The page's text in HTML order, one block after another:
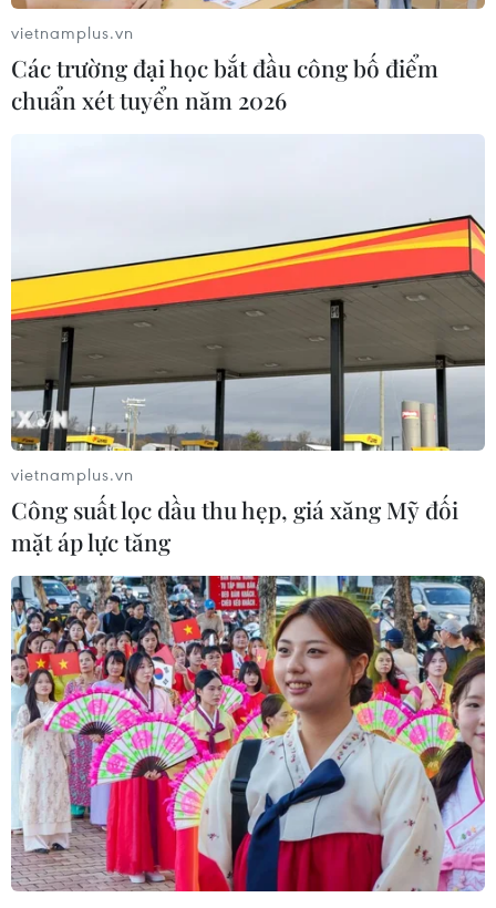
bám biển, khai thác xa bờ
Dự thảo nghị định mới đang được Bộ Nông nghiệp xây
dựng quan tâm đến quy định cơ cấu lại nợ, chính sách
Hỗ trợ ngư dân trong hai vụ tai nạn liên
tiếp trên biển Quảng Bình
25/11/2022 13:48
Hai ngày qua, hai vụ tai nạn đã liên tiếp xảy ra trên
biển ở tình Quảng Bình, lực lượng biên phòng đã điều
động nhân lực và phương tiện cùng người dân hỗ trợ
các ngư dân gặp nạn.
vietnamplus.vn
Các trường đại học bắt đầu công bố điểm
chuẩn xét tuyển năm 2026
vietnamplus.vn
Công suất lọc dầu thu hẹp, giá xăng Mỹ đối
mặt áp lực tăng